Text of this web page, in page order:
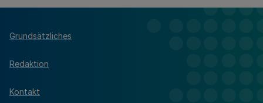
Grundsätzliches
Redaktion
Kontakt